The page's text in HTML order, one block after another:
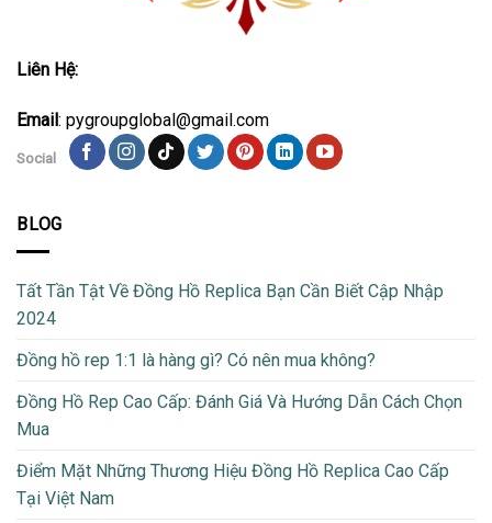
Liên Hệ:
Email: pygroupglobal@gmail.com
Social
BLOG
Tất Tần Tật Về Đồng Hồ Replica Bạn Cần Biết Cập Nhập
2024
Đồng hồ rep 1:1 là hàng gì? Có nên mua không?
Đồng Hồ Rep Cao Cấp: Đánh Giá Và Hướng Dẫn Cách Chọn
Mua
Điểm Mặt Những Thương Hiệu Đồng Hồ Replica Cao Cấp
Tại Việt Nam